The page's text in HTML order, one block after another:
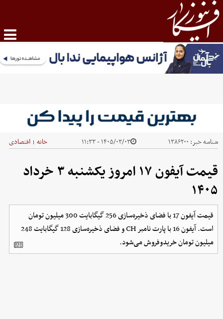
شناسه خبر: ۱۳۸۶۲۰۰ ۱۴۰۵/۰۳/۰۳ - ۱۱:۳۳ خانه | اقتصادی
قیمت آیفون ۱۷ امروز یکشنبه ۳ خرداد
۱۴۰۵
قیمت آیفون 17 با فضای ذخیره‌سازی 256 گیگابایت 300 میلیون تومان
است. آیفون 16 با پارت نامبر CH و فضای ذخیره‌سازی 128 گیگابایت 248
میلیون تومان خریدوفروش می‌شود.